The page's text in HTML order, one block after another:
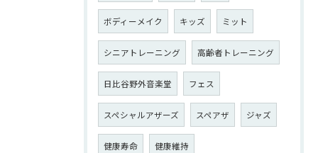
ボディーメイク キッズ ミット
シニアトレーニング 高齢者トレーニング
日比谷野外音楽堂 フェス
スペシャルアザーズ スペアザ ジャズ
健康寿命 健康維持